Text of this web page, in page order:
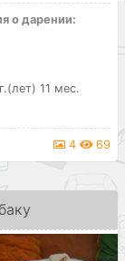
о дарении:
11 мес.
4 69